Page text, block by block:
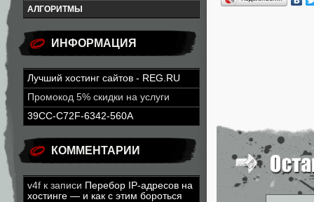
АЛГОРИТМЫ
ИНФОРМАЦИЯ
Лучший хостинг сайтов - REG.RU
Промокод 5% скидки на услуги
39CC-C72F-6342-560A
КОММЕНТАРИИ
v4f к записи Перебор IP-адресов на
хостинге — и как с этим бороться